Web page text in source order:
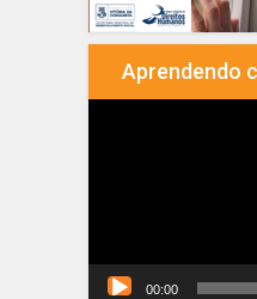
Aprendendo
00:00